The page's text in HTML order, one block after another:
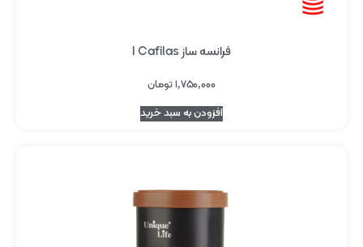
فرانسه ساز I Cafilas
۱,۷۵۰,۰۰۰تومان
افزودن به سبد خرید